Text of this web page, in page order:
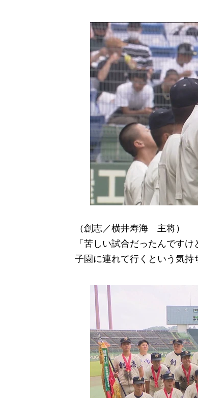
（創志／横井寿海 主将）
「苦しい試合だったんです
子園に連れて行くという気持